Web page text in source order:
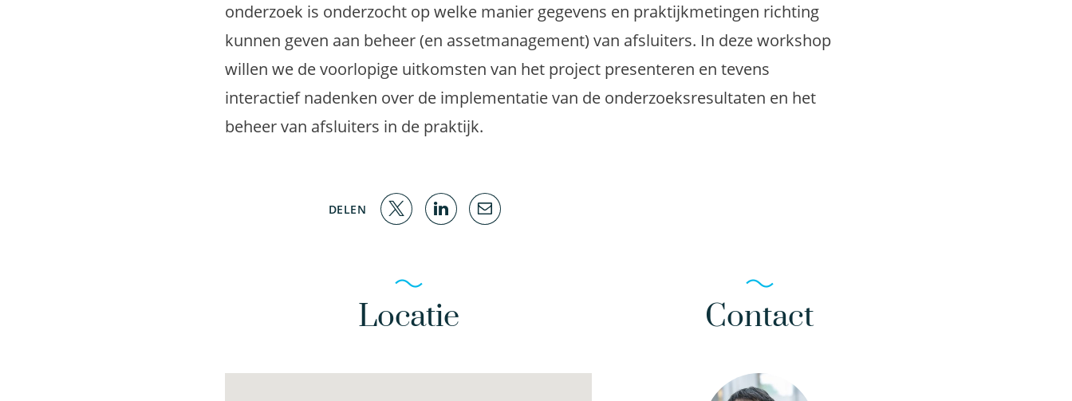
onderzoek is onderzocht op welke manier gegevens en praktijkmetingen richting
kunnen geven aan beheer (en assetmanagement) van afsluiters. In deze workshop
willen we de voorlopige uitkomsten van het project presenteren en tevens
interactief nadenken over de implementatie van de onderzoeksresultaten en het
beheer van afsluiters in de praktijk.
DELEN
Locatie Contact